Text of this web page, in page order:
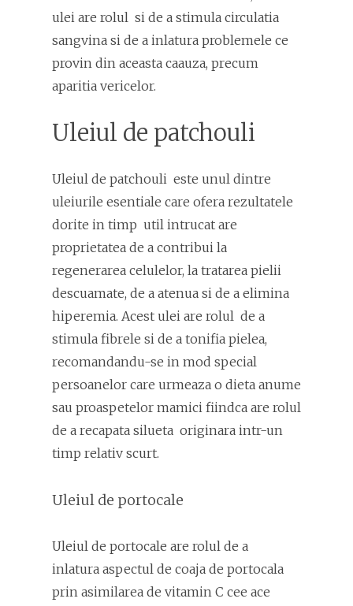
ulei are rolul si de a stimula circulatia
sangvina si de a inlatura problemele ce
provin din aceasta caauza, precum
aparitia vericelor.
Uleiul de patchouli
Uleiul de patchouli este unul dintre
uleiurile esentiale care ofera rezultatele
dorite in timp util intrucat are
proprietatea de a contribui la
regenerarea celulelor, la tratarea pielii
descuamate, de a atenua si de a elimina
hiperemia. Acest ulei are rolul de a
stimula fibrele si de a tonifia pielea,
recomandandu-se in mod special
persoanelor care urmeaza o dieta anume
sau proaspetelor mamici fiindca are rolul
de a recapata silueta originara intr-un
timp relativ scurt.
Uleiul de portocale
Uleiul de portocale are rolul de a
inlatura aspectul de coaja de portocala
prin asimilarea de vitamin C cee ace